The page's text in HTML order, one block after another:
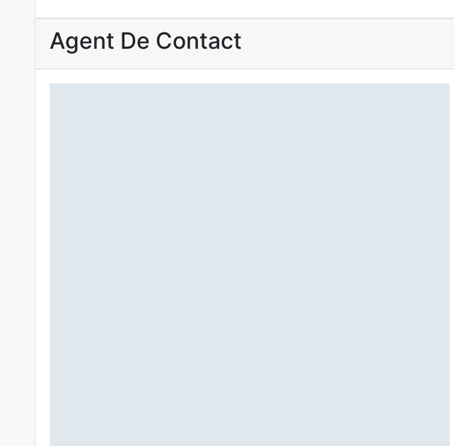
Agent De Contact